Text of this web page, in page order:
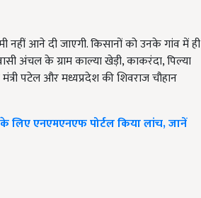
नहीं आने दी जाएगी. किसानों को उनके गांव में ही
अंचल के ग्राम काल्या खेड़ी, काकरंदा, पिल्या
पटेल और मध्यप्रदेश की शिवराज चौहान
लिए एनएमएनएफ पोर्टल किया लांच, जानें